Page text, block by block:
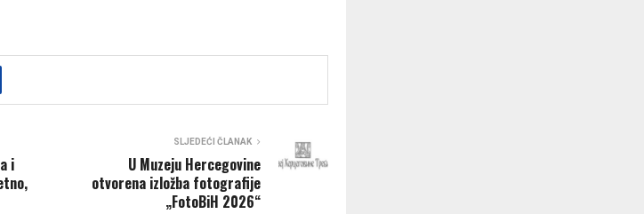
i
SLJEDEĆI ČLANAK
U Muzeju Hercegovine
otvorena izložba fotografije
„FotoBiH 2026“